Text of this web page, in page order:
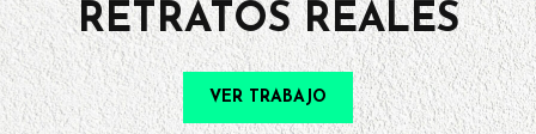
RETRATOS REALES
VER TRABAJO